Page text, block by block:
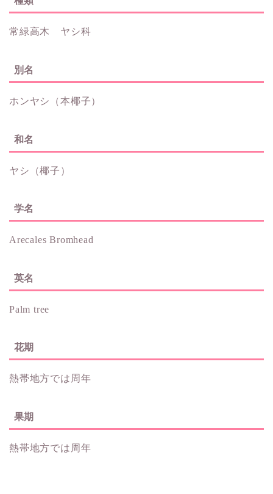
常緑高木 ヤシ科
別名
ホンヤシ（本椰子）
和名
ヤシ（椰子）
学名
Arecales Bromhead
英名
Palm tree
花期
熱帯地方では周年
果期
熱帯地方では周年